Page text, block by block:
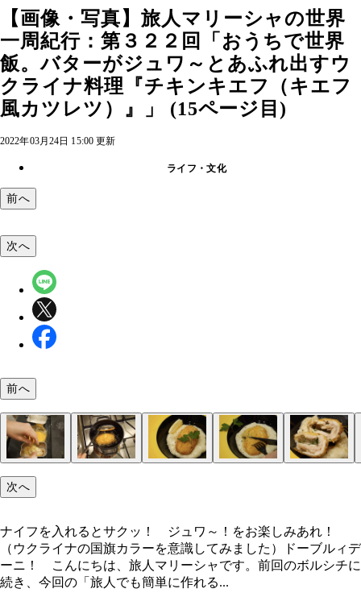
【画像・写真】旅人マリーシャの世界
一周紀行：第３２２回「おうちで世界
飯。バターがジュワ～とあふれ出すウ
クライナ料理『チキンキエフ（キエフ
風カツレツ）』」 (15ページ目)
2022年03月24日 15:00 更新
ライフ・文化
前へ
れ！ （ウクライナの国旗カラーを意識してみま
ーチカ（蕎麦の実粥）、多分ソリャンカという名
プ、（下のトレー）チキンシュニッツェル、多分
ソーセージ
乗せたら、はみ出さないように巻いて包む。
次へ
前へ
次へ
ナイフを入れるとサクッ！ ジュワ～！をお楽しみあれ！
（ウクライナの国旗カラーを意識してみました）ドーブルィデ
ーニ！ こんにちは、旅人マリーシャです。前回のボルシチに
続き、今回の「旅人でも簡単に作れる...